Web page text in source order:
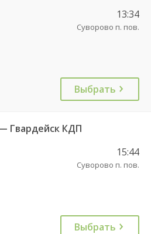
13:34
Суворово п. пов.
Выбрать
Гвардейск КДП
15:44
Суворово п. пов.
Выбрать